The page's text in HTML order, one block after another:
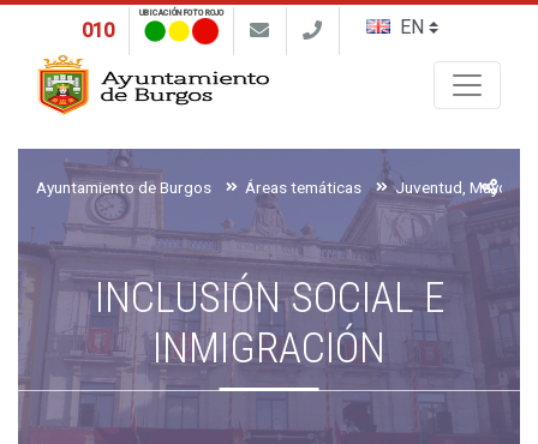
010
UBICACIÓN FOTO ROJO
Ayuntamiento de Burgos Áreas temáticas
INCLUSIÓN SOCIAL E
INMIGRACIÓN